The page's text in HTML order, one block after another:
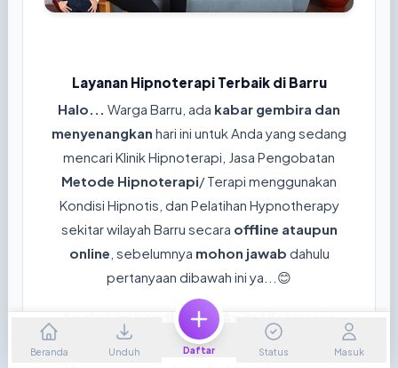
Layanan Hipnoterapi Terbaik di Barru
Halo... Warga Barru, ada kabar gembira dan
menyenangkan hari ini untuk Anda yang sedang
mencari Klinik Hipnoterapi, Jasa Pengobatan
Metode Hipnoterapi/ Terapi menggunakan
Kondisi Hipnotis, dan Pelatihan Hypnotherapy
sekitar wilayah Barru secara offline ataupun
online , sebelumnya mohon jawab dahulu
pertanyaan dibawah ini ya...😊
Apakah ini kondisi yang Anda/ Keluaraga
rasakan sekarang?
Beranda Unduh Daftar Status Masuk